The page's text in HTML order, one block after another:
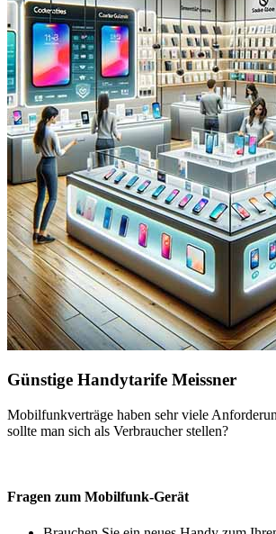
Günstige Handytarife Meissner
Mobilfunkverträge haben sehr viele
sollte man sich als Verbraucher stellen?
Fragen zum Mobilfunk-Gerät